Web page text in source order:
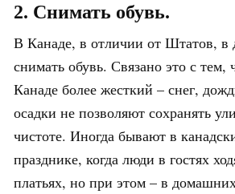
2. Снимать обувь.
В Канаде, в отличии от Штатов, в
снимать обувь. Связано это с тем,
Канаде более жесткий – снег,
осадки не позволяют сохранять
чистоте. Иногда бывают в
празднике, когда люди в гостях
платьях, но при этом – в